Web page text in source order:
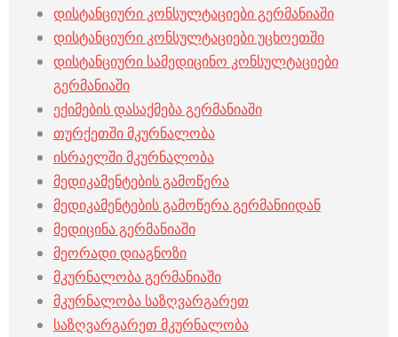
დისტანციური კონსულტაციები გერმანიაში
დისტანციური კონსულტაციები უცხოეთში
დისტანციური სამედიცინო კონსულტაციები
გერმანიაში
ექიმების დასაქმება გერმანიაში
თურქეთში მკურნალობა
ისრაელში მკურნალობა
მედიკამენტების გამოწერა
მედიკამენტების გამოწერა გერმანიიდან
მედიცინა გერმანიაში
მეორადი დიაგნოზი
მკურნალობა გერმანიაში
მკურნალობა საზღვარგარეთ
საზღვარგარეთ მკურნალობა